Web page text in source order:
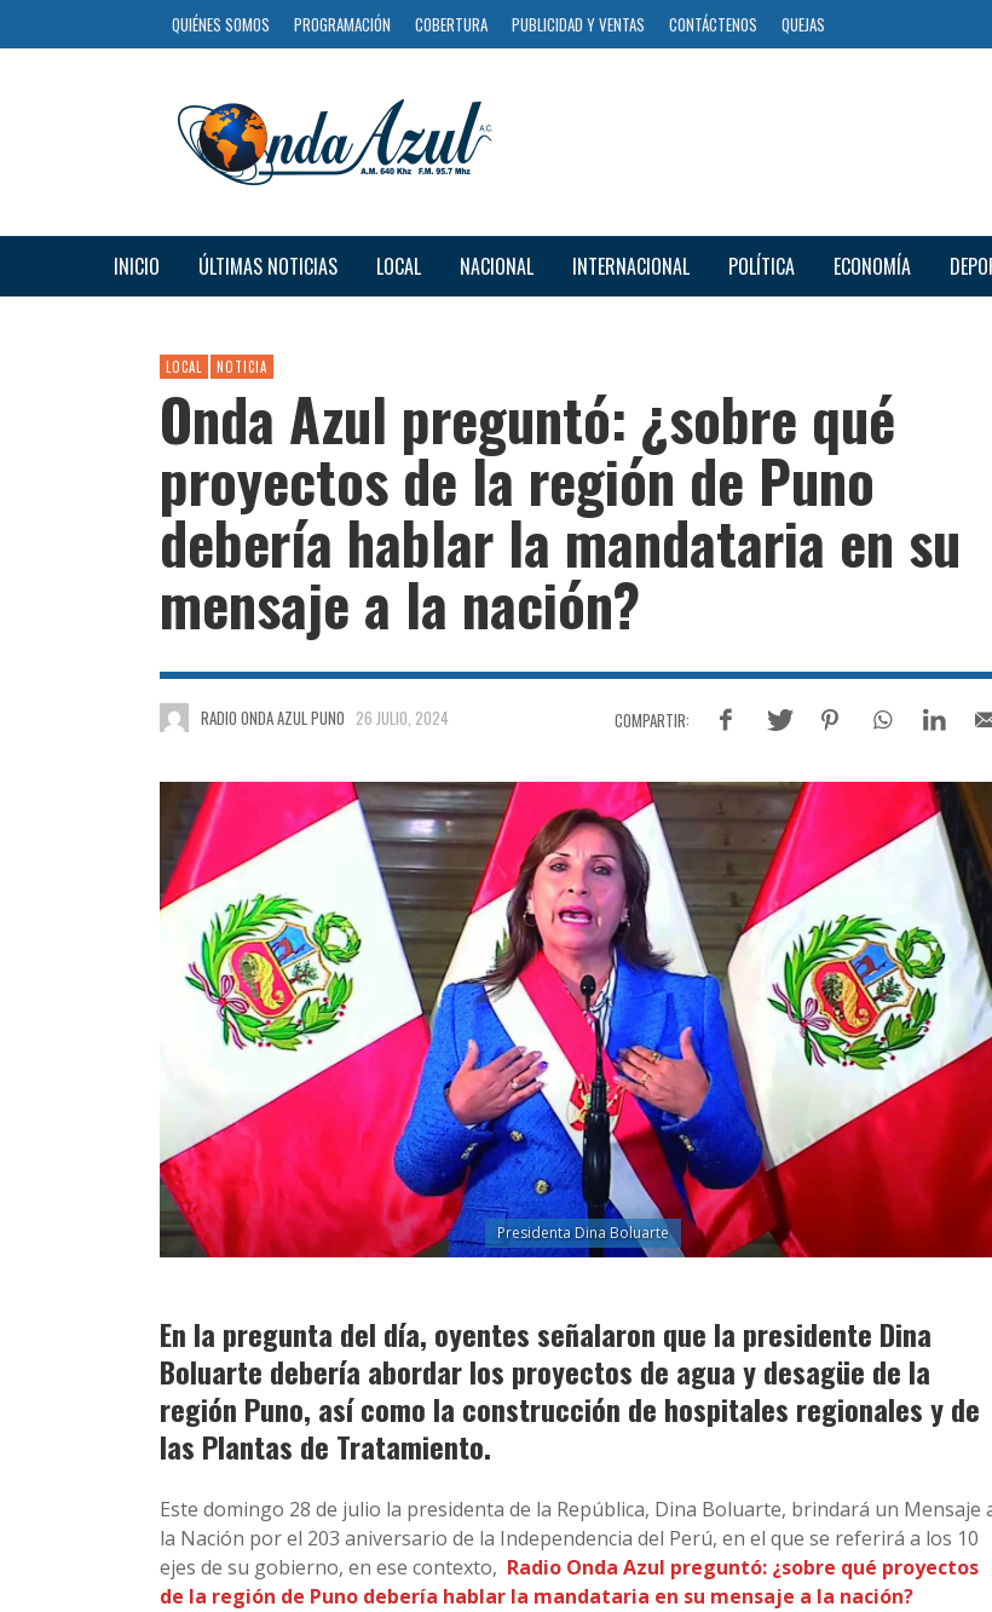
QUIÉNES SOMOS PROGRAMACIÓN COBERTURA PUBLICIDAD Y VENTAS CONTÁCTENOS QUEJAS
INICIO ÚLTIMAS NOTICIAS LOCAL NACIONAL INTERNACIONAL POLÍTICA ECONOMÍA
LOCAL NOTICIA
Onda Azul preguntó: ¿sobre qué
proyectos de la región de Puno
debería hablar la mandataria en su
mensaje a la nación?
RADIO ONDA AZUL PUNO 26 JULIO, 2024
Presidenta Dina Boluarte
En la pregunta del día, oyentes señalaron que la presidente Dina
Boluarte debería abordar los proyectos de agua y desagüe de la
región Puno, así como la construcción de hospitales regionales y de
las Plantas de Tratamiento.
Este domingo 28 de julio la presidenta de la República, Dina Boluarte, brindará un Mensaje
la Nación por el 203 aniversario de la Independencia del Perú, en el que se referirá a los 10
ejes de su gobierno, en ese contexto, Radio Onda Azul preguntó: ¿sobre qué proyectos
de la región de Puno debería hablar la mandataria en su mensaje a la nación?